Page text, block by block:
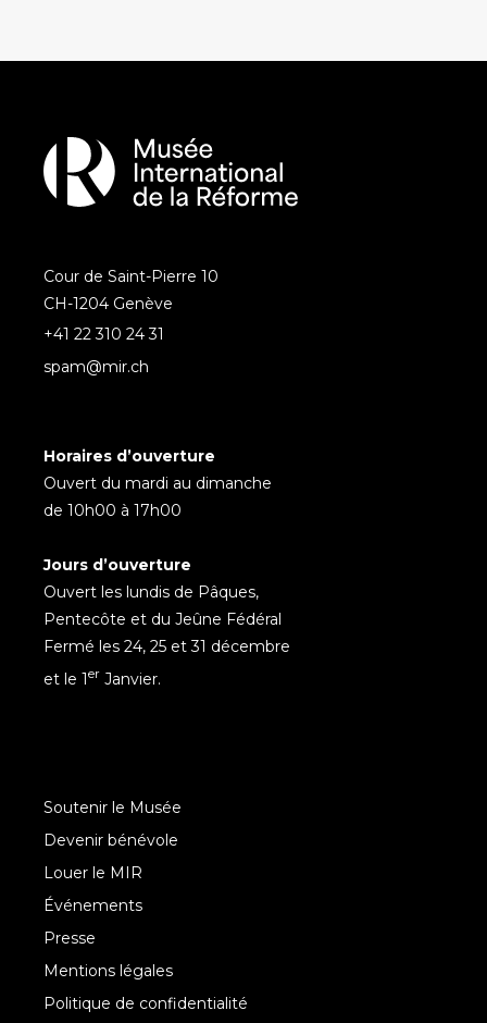
Cour de Saint-Pierre 10
CH-1204 Genève
+41 22 310 24 31
spam@mir.ch
Horaires d’ouverture
Ouvert du mardi au dimanche
de 10h00 à 17h00
Jours d’ouverture
Ouvert les lundis de Pâques,
Pentecôte et du Jeûne Fédéral
Fermé les 24, 25 et 31 décembre
et le 1er Janvier.
Soutenir le Musée
Devenir bénévole
Louer le MIR
Événements
Presse
Mentions légales
Politique de confidentialité